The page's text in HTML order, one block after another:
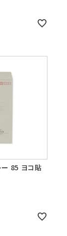
85 ヨコ貼